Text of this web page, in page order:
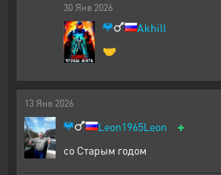
30 Янв 2026
Akhill
🤝
13 Янв 2026
Leon1965Leon +
со Старым годом